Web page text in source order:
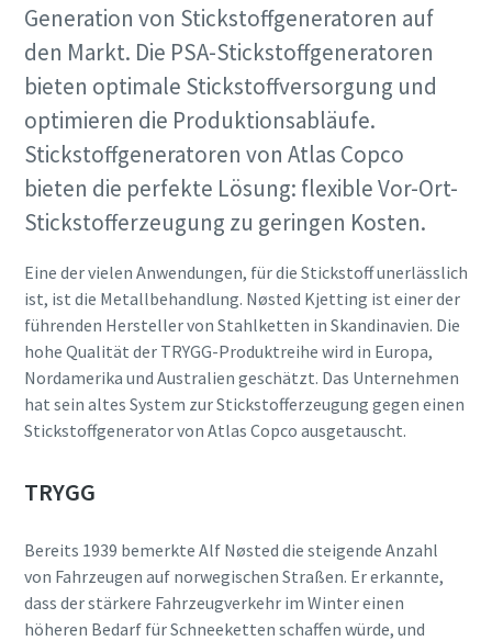
10 Schritte hin zu einer umweltfreundlichen
und effizienteren Produktion
CO2-Reduzierung für eine umweltfreundliche Produktion
– alles, was Sie wissen müssen
Erfahren Sie mehr
Generation von Stickstoffgeneratoren auf
den Markt. Die PSA-Stickstoffgeneratoren
bieten optimale Stickstoffversorgung und
optimieren die Produktionsabläufe.
Stickstoffgeneratoren von Atlas Copco
bieten die perfekte Lösung: flexible Vor-Ort-
Stickstofferzeugung zu geringen Kosten.
Eine der vielen Anwendungen, für die Stickstoff unerlässlich
ist, ist die Metallbehandlung. Nøsted Kjetting ist einer der
führenden Hersteller von Stahlketten in Skandinavien. Die
hohe Qualität der TRYGG-Produktreihe wird in Europa,
Nordamerika und Australien geschätzt. Das Unternehmen
hat sein altes System zur Stickstofferzeugung gegen einen
Stickstoffgenerator von Atlas Copco ausgetauscht.
TRYGG
Bereits 1939 bemerkte Alf Nøsted die steigende Anzahl
von Fahrzeugen auf norwegischen Straßen. Er erkannte,
dass der stärkere Fahrzeugverkehr im Winter einen
höheren Bedarf für Schneeketten schaffen würde, und
Anfordern
Anforderungstyp
Beliebige Frage oder Anforderung
Wenn Sie diese Anfrage absenden,
kann Atlas Copco Sie anhand der
Ich habe die
Datenschutzrichtlinie
gelesen und akzeptiert.